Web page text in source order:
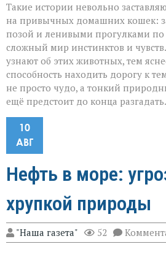
Такие истории невольно
на привычных домашних кошек:
позой и ленивыми прогулками по
сложный мир инстинктов и
узнают об этих животных, тем
способность находить дорогу к
не просто чудо, а тонкий
ещё предстоит до конца разгадать.
10
АВГ
Нефть в море:
хрупкой природы
"Наша газета" 52